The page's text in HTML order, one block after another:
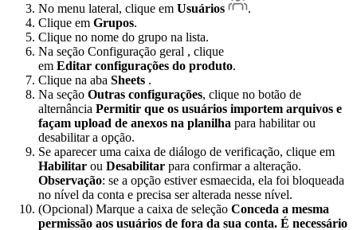
No menu lateral, clique em Usuários
.
Clique em Grupos.
Clique no nome do grupo na lista.
Na seção Configuração geral , clique
em Editar configurações do produto.
Clique na aba Sheets .
Na seção Outras configurações, clique no botão de
alternância Permitir que os usuários importem arquivos e
façam upload de anexos na planilha para habilitar ou
desabilitar a opção.
Se aparecer uma caixa de diálogo de verificação, clique em
Habilitar ou Desabilitar para confirmar a alteração.
Observação: se a opção estiver esmaecida, ela foi bloqueada
no nível da conta e precisa ser alterada nesse nível.
(Opcional) Marque a caixa de seleção Conceda a mesma
permissão aos usuários de fora da sua conta. É necessário